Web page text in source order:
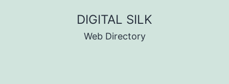
DIGITAL SILK
Web Directory